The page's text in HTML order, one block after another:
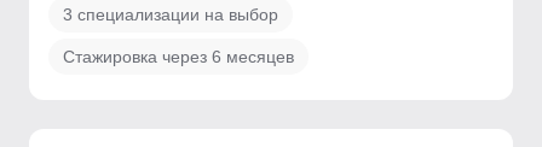
3 специализации на выбор
Стажировка через 6 месяцев